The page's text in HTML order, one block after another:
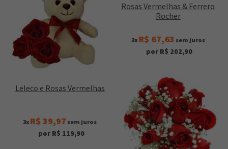
Leleco e Rosas Vermelhas
3x R$ 39,97 sem juros
por R$ 119,90
Rosas Vermelhas & Ferrero
Rocher
3x R$ 67,63 sem juros
por R$ 202,90